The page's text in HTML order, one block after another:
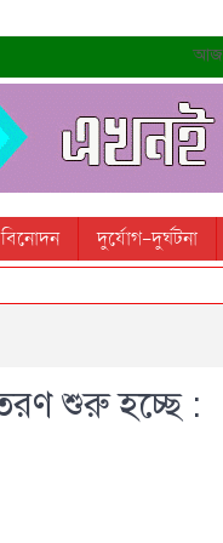
আজ-
বিনোদন দুর্যোগ-দুর্ঘটনা
শুরু হচ্ছে :